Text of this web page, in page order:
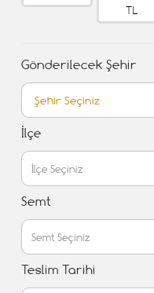
TL
Gönderilecek Şehir
İlçe
Semt
Teslim Tarihi